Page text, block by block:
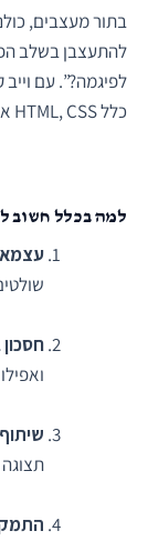
בתור מעצבים,
להתעצבן בשלב
לפיגמה?”. עם
כלל HTML, CSS או JavaScript.
למה בכלל חשוב